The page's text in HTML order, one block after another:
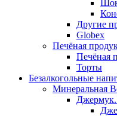
Другие
Globex
Печёная
Печёная
Торты
Безалкогольные
Минеральная